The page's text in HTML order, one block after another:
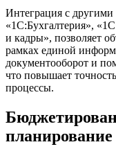
Интеграция с
«1С:Бухгалтерия»,
и кадры», позволяет
рамках единой
документооборот и
что повышает
процессы.
планирование